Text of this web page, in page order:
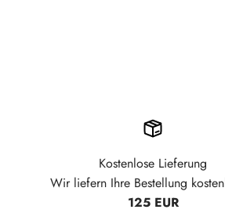
Kostenlose Lieferung
Wir liefern Ihre Bestellung
125 EUR